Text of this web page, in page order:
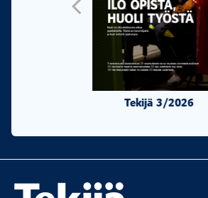
Tekijä 3/2026